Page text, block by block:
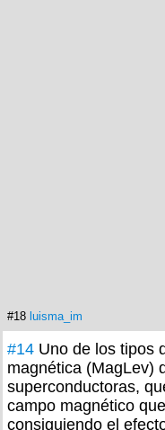
#18 luisma_im
#14 Uno de los tipos
magnética (MagLev)
superconductoras,
campo magnético
consiguiendo el